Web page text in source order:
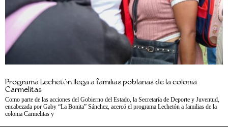
Programa Lechetón llega a familias poblanas de la colonia
Carmelitas
Como parte de las acciones del Gobierno del Estado, la Secretaría de Deporte y Juventud,
encabezada por Gaby “La Bonita” Sánchez, acercó el programa Lechetón a familias de la
colonia Carmelitas y